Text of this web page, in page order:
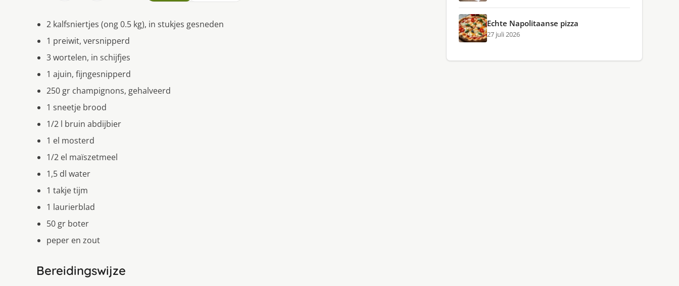
2 kalfsniertjes (ong 0.5 kg), in stukjes gesneden
1 preiwit, versnipperd
3 wortelen, in schijfjes
1 ajuin, fijngesnipperd
250 gr champignons, gehalveerd
1 sneetje brood
1/2 l bruin abdijbier
1 el mosterd
1/2 el maïszetmeel
1,5 dl water
1 takje tijm
1 laurierblad
50 gr boter
peper en zout
Bereidingswijze
Echte Napolitaanse pizza
27 juli 2026